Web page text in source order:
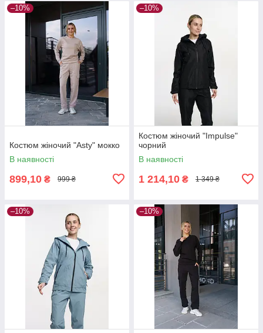
–10%
Костюм жіночий "Asty" мокко
В наявності
899,10 ₴ 999 ₴
–10%
Костюм жiночий "Impulse"
чорний
В наявності
1 214,10 ₴ 1 349 ₴
–10% –10%